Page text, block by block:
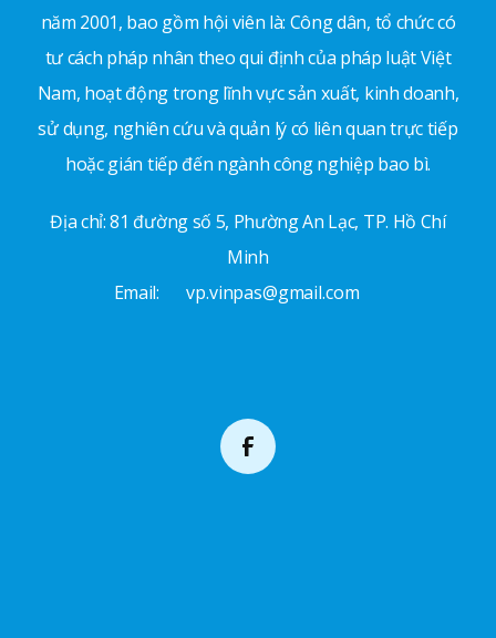
năm 2001, bao gồm hội viên là: Công dân, tổ chức có
tư cách pháp nhân theo qui định của pháp luật Việt
Nam, hoạt động trong lĩnh vực sản xuất, kinh doanh,
sử dụng, nghiên cứu và quản lý có liên quan trực tiếp
hoặc gián tiếp đến ngành công nghiệp bao bì.
Địa chỉ: 81 đường số 5, Phường An Lạc, TP. Hồ Chí
Minh
Email:
vp.vinpas@gmail.com